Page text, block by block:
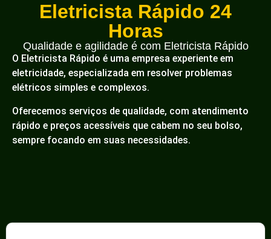
Eletricista Rápido 24
Horas
Qualidade e agilidade é com Eletricista Rápido
O Eletricista Rápido é uma empresa experiente em
eletricidade, especializada em resolver problemas
elétricos simples e complexos.
Oferecemos serviços de qualidade, com atendimento
rápido e preços acessíveis que cabem no seu bolso,
sempre focando em suas necessidades.